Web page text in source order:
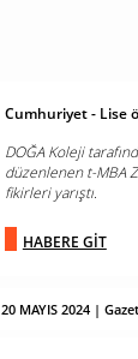
20 MAYIS 2024 |
Cumhuriyet - Lise
DOĞA Koleji
düzenlenen t-MBA
fikirleri yarıştı.
HABERE GİT